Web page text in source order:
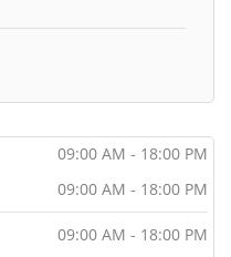
09:00 AM - 18:00 PM
09:00 AM - 18:00 PM
09:00 AM - 18:00 PM